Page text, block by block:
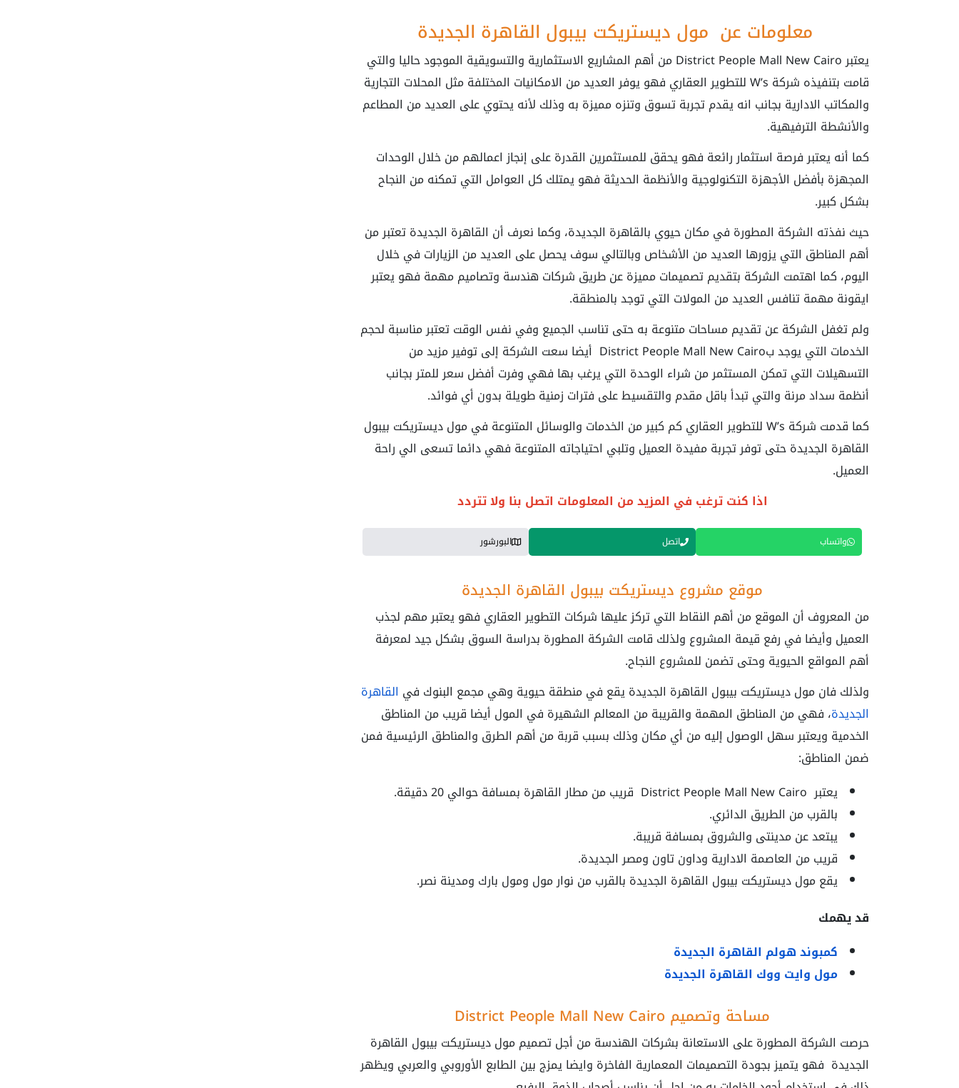
معلومات عن مول ديستريكت بيبول القاهرة الجديدة
يعتبر District People Mall New Cairo من أهم المشاريع الاستثمارية والتسويقية الموجود حاليا والتي
قامت بتنفيذه شركة W’s للتطوير العقاري فهو يوفر العديد من الامكانيات المختلفة مثل المحلات التجارية
والمكاتب الادارية بجانب انه يقدم تجربة تسوق وتنزه مميزة به وذلك لأنه يحتوي على العديد من المطاعم
والأنشطة الترفيهية.
كما أنه يعتبر فرصة استثمار رائعة فهو يحقق للمستثمرين القدرة على إنجاز اعمالهم من خلال الوحدات
المجهزة بأفضل الأجهزة التكنولوجية والأنظمة الحديثة فهو يمتلك كل العوامل التي تمكنه من النجاح
بشكل كبير.
حيث نفذته الشركة المطورة في مكان حيوي بالقاهرة الجديدة، وكما نعرف أن القاهرة الجديدة تعتبر من
أهم المناطق التي يزورها العديد من الأشخاص وبالتالي سوف يحصل على العديد من الزيارات في خلال
اليوم، كما اهتمت الشركة بتقديم تصميمات مميزة عن طريق شركات هندسة وتصاميم مهمة فهو يعتبر
ايقونة مهمة تنافس العديد من المولات التي توجد بالمنطقة.
ولم تغفل الشركة عن تقديم مساحات متنوعة به حتى تناسب الجميع وفي نفس الوقت تعتبر مناسبة لحجم
الخدمات التي يوجد بDistrict People Mall New Cairo أيضا سعت الشركة إلى توفير مزيد من
التسهيلات التي تمكن المستثمر من شراء الوحدة التي يرغب بها فهي وفرت أفضل سعر للمتر بجانب
أنظمة سداد مرنة والتي تبدأ باقل مقدم والتقسيط على فترات زمنية طويلة بدون أي فوائد.
كما قدمت شركة W’s للتطوير العقاري كم كبير من الخدمات والوسائل المتنوعة في مول ديستريكت بيبول
القاهرة الجديدة حتى توفر تجربة مفيدة العميل وتلبي احتياجاته المتنوعة فهي دائما تسعى الي راحة
العميل.
اذا كنت ترغب في المزيد من المعلومات اتصل بنا ولا تتردد
واتساب اتصل البورشور
موقع مشروع ديستريكت بيبول القاهرة الجديدة
من المعروف أن الموقع من أهم النقاط التي تركز عليها شركات التطوير العقاري فهو يعتبر مهم لجذب
العميل وأيضا في رفع قيمة المشروع ولذلك قامت الشركة المطورة بدراسة السوق بشكل جيد لمعرفة
أهم المواقع الحيوية وحتى تضمن للمشروع النجاح.
ولذلك فان مول ديستريكت بيبول القاهرة الجديدة يقع في منطقة حيوية وهي مجمع البنوك في القاهرة
الجديدة، فهي من المناطق المهمة والقريبة من المعالم الشهيرة في المول أيضا قريب من المناطق
الخدمية ويعتبر سهل الوصول إليه من أي مكان وذلك بسبب قربة من أهم الطرق والمناطق الرئيسية فمن
ضمن المناطق:
يعتبر District People Mall New Cairo قريب من مطار القاهرة بمسافة حوالي 20 دقيقة.
بالقرب من الطريق الدائري.
يبتعد عن مدينتى والشروق بمسافة قريبة.
قريب من العاصمة الادارية وداون تاون ومصر الجديدة.
يقع مول ديستريكت بيبول القاهرة الجديدة بالقرب من نوار مول ومول بارك ومدينة نصر.
قد يهمك
كمبوند هولم القاهرة الجديدة
مول وايت ووك القاهرة الجديدة
مساحة وتصميم District People Mall New Cairo
حرصت الشركة المطورة على الاستعانة بشركات الهندسة من أجل تصميم مول ديستريكت بيبول القاهرة
الجديدة فهو يتميز بجودة التصميمات المعمارية الفاخرة وايضا يمزج بين الطابع الأوروبي والعربي ويظهر